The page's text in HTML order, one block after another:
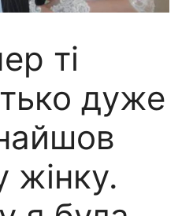
ті
дуже
жінку.